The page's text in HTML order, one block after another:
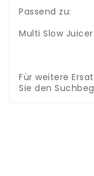
Passend zu:
Multi Slow Juicer
Für weitere
Sie den